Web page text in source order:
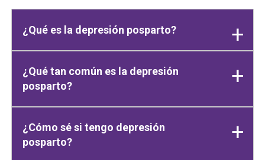
¿Qué es la depresión posparto?
¿Qué tan común es la depresión
posparto?
¿Cómo sé si tengo depresión
posparto?